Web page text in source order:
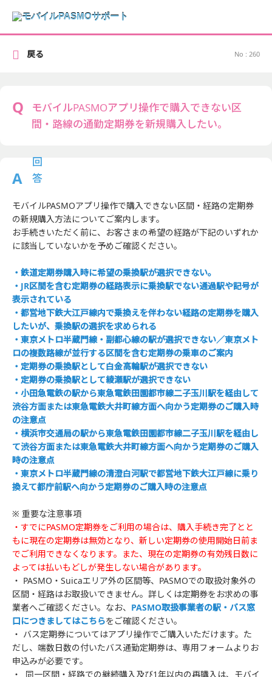
No : 260
モバイルPASMOアプリ操作で購入できない区
間・路線の通勤定期券を新規購入したい。
モバイルPASMOアプリ操作で購入できない区間・経路の定期券
の新規購入方法についてご案内します。
お手続きいただく前に、お客さまの希望の経路が下記のいずれか
に該当していないかを予めご確認ください。
・鉄道定期券購入時に希望の乗換駅が選択できない。
・JR区間を含む定期券の経路表示に乗換駅でない通過駅や記号が
表示されている
・都営地下鉄大江戸線内で乗換えを伴わない経路の定期券を購入
したいが、乗換駅の選択を求められる
・東京メトロ半蔵門線・副都心線の駅が選択できない／東京メト
ロの複数路線が並行する区間を含む定期券の乗車のご案内
・定期券の乗換駅として白金高輪駅が選択できない
・定期券の乗換駅として綾瀬駅が選択できない
・小田急電鉄の駅から東急電鉄田園都市線二子玉川駅を経由して
渋谷方面または東急電鉄大井町線方面へ向かう定期券のご購入時
の注意点
・横浜市交通局の駅から東急電鉄田園都市線二子玉川駅を経由し
て渋谷方面または東急電鉄大井町線方面へ向かう定期券のご購入
時の注意点
・東京メトロ半蔵門線の清澄白河駅で都営地下鉄大江戸線に乗り
換えて都庁前駅へ向かう定期券のご購入時の注意点
※ 重要な注意事項
・すでにPASMO定期券をご利用の場合は、購入手続き完了とと
もに現在の定期券は無効となり、新しい定期券の使用開始日前ま
でご利用できなくなります。また、現在の定期券の有効残日数に
よっては払いもどしが発生しない場合があります。
・ PASMO・Suicaエリア外の区間等、PASMOでの取扱対象外の
区間・経路はお取扱いできません。詳しくは定期券をお求めの事
業者へご確認ください。なお、 PASMO取扱事業者の駅・バス窓
口につきましてはこちらをご確認ください。
・ バス定期券についてはアプリ操作でご購入いただけます。た
だし、端数日数の付いたバス通勤定期券は、専用フォームよりお
申込みが必要です。
・ 同一区間・経路での継続購入及び1年以内の再購入は、モバイ
戻る